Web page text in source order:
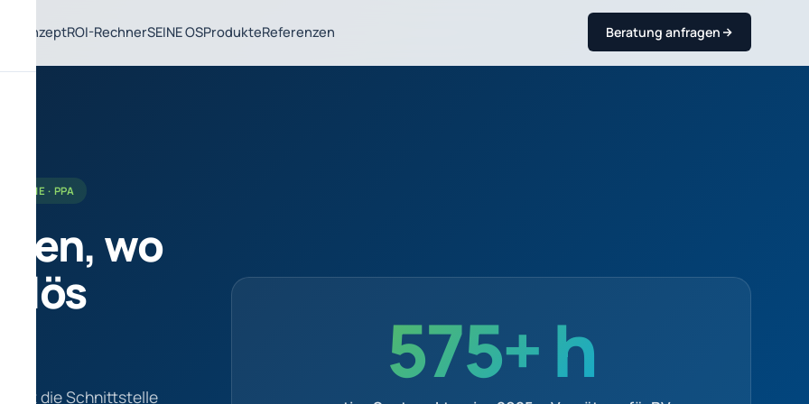
KonzeptROI-RechnerSEINE OSProdukteReferenzen Beratung anfragen
· PPA
wo
ist die Schnittstelle
575+ h